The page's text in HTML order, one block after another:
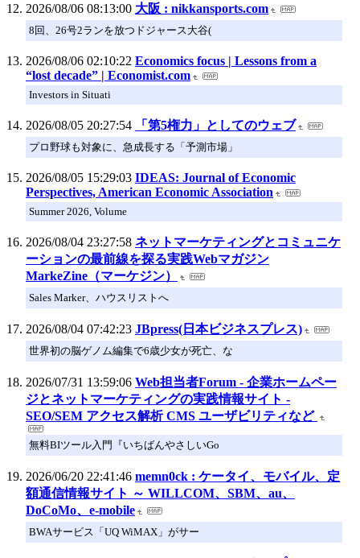
2026/08/06 08:13:00 大阪 : nikkansports.com
8回、26号2ランを放つドジャース大谷(
2026/08/06 02:10:22 Economics focus | Lessons from a
“lost decade” | Economist.com
Investors in Situati
2026/08/05 20:27:54 「第5権力」としてのウェブ
プロ野球も対象に、急成長する「予測市場」
2026/08/05 15:29:03 IDEAS: Journal of Economic
Perspectives, American Economic Association
Summer 2026, Volume
2026/08/04 23:27:58 ネットマーケティングとコミュニケ
ーションの最前線を探る実践Webマガジン
MarkeZine（マーケジン）
Sales Marker、ハウスリストへ
2026/08/04 07:42:23 JBpress(日本ビジネスプレス)
世界初の脳ゲノム編集で6歳少女が死亡、な
2026/07/31 13:59:06 Web担当者Forum - 企業ホームペー
ジとネットマーケティングの実践情報サイト -
SEO/SEM アクセス解析 CMS ユーザビリティなど
無料BIツール入門『いちばんやさしいGo
2026/06/20 22:41:46 memn0ck : ケータイ、モバイル、定
額通信情報サイト ～ WILLCOM、SBM、au、
DoCoMo、e-mobile
BWAサービス「UQ WiMAX」がサー